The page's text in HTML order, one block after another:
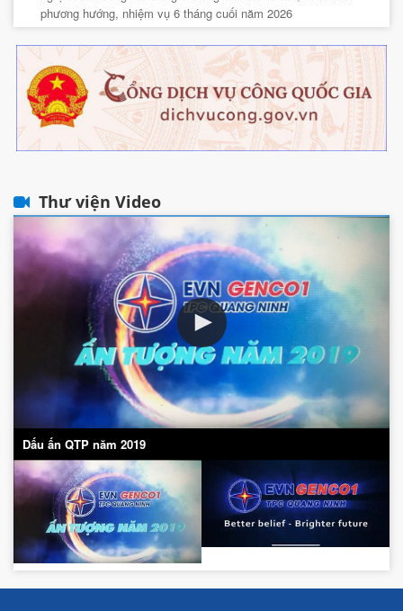
phương hướng, nhiệm vụ 6 tháng cuối năm 2026
Thư viện Video
Dấu ấn QTP năm 2019